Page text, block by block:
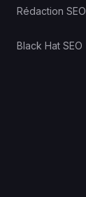
Rédaction SEO
Black Hat SEO